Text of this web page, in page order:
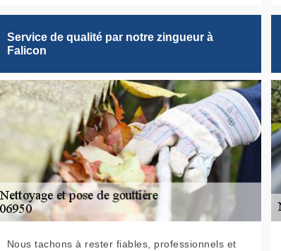
Service de qualité par notre zingueur à
Falicon
Nous tachons à rester fiables, professionnels et